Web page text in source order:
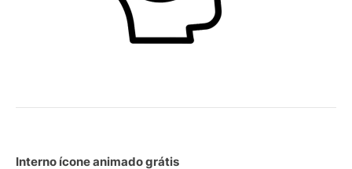
Interno ícone animado grátis